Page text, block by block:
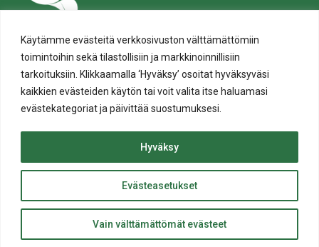
Käytämme evästeitä verkkosivuston välttämättömiin
toimintoihin sekä tilastollisiin ja markkinoinnillisiin
tarkoituksiin. Klikkaamalla ‘Hyväksy’ osoitat hyväksyväsi
kaikkien evästeiden käytön tai voit valita itse haluamasi
evästekategoriat ja päivittää suostumuksesi.
Evästeasetukset
Vain välttämättömät evästeet
Hyväksy
ylös
© Salon kaupunki 2020 • All rights reserved.
Website crafted byEvermade.